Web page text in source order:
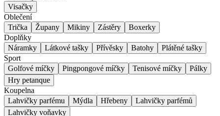
Visačky
Oblečení
Trička
Župany Mikiny Zástěry
Boxerky
Doplňky
Náramky
Látkové tašky Přívěsky Batohy
Plátěné tašky
Sport
Golfové míčky
Pingpongové míčky Tenisové míčky
Pálky
Hry petanque
Koupelna
Lahvičky parfému
Mýdla Hřebeny
Lahvičky parfémů
Lahvičky voňavky